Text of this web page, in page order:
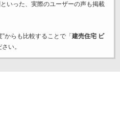
いった、実際のユーザーの声も掲載
からも比較することで「 建売住宅 ビ
い。